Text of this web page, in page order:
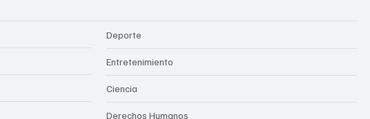
Deporte
Entretenimiento
Ciencia
Derechos Humanos